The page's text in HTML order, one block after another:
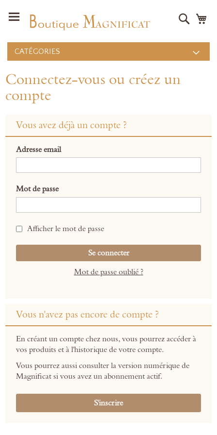
CATÉGORIES
Connectez-vous ou créez un
compte
Vous avez déjà un compte ?
Adresse email
Mot de passe
Afficher le mot de passe
Se connecter
Mot de passe oublié ?
Vous n'avez pas encore de compte ?
En créant un compte chez nous, vous pourrez accéder à
vos produits et à l'historique de votre compte.
Vous pourrez aussi consulter la version numérique de
Magnificat si vous avez un abonnement actif.
S'inscrire